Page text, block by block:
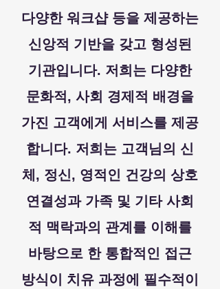
다양한 워크샵 등을 제공하는
신앙적 기반을 갖고 형성된
기관입니다. 저희는 다양한
문화적, 사회 경제적 배경을
가진 고객에게 서비스를 제공
합니다. 저희는 고객님의 신
체, 정신, 영적인 건강의 상호
연결성과 가족 및 기타 사회
적 맥락과의 관계를 이해를
바탕으로 한 통합적인 접근
방식이 치유 과정에 필수적이